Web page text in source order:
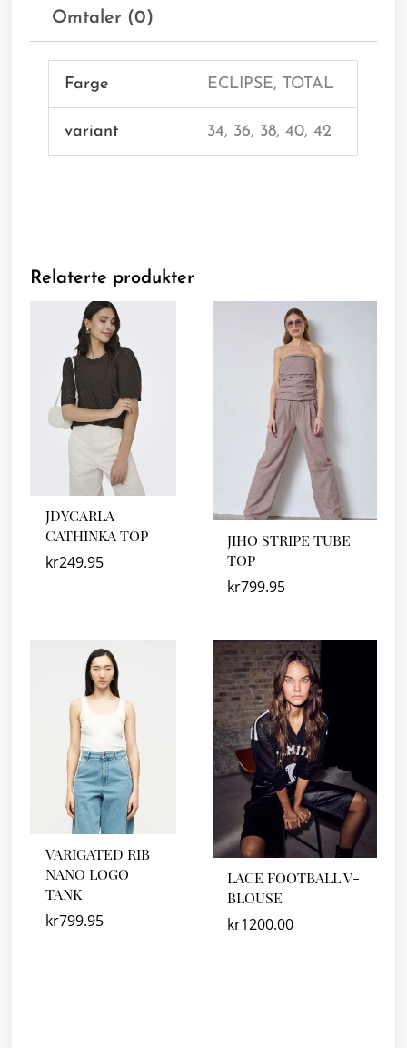
Omtaler (0)
Farge ECLIPSE, TOTAL
variant 34, 36, 38, 40, 42
Relaterte produkter
JDYCARLA
CATHINKA TOP
kr249.95
JIHO STRIPE TUBE
TOP
kr799.95
VARIGATED RIB
NANO LOGO
TANK
kr799.95
LACE FOOTBALL V-
BLOUSE
kr1200.00